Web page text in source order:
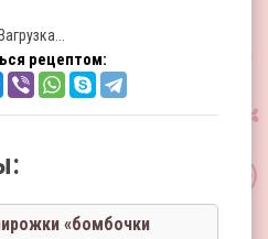
рецептом:
«бомбочки